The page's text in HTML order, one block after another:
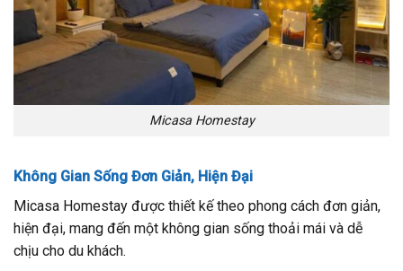
Micasa Homestay
Không Gian Sống Đơn Giản, Hiện Đại
Micasa Homestay được thiết kế theo phong cách đơn giản,
hiện đại, mang đến một không gian sống thoải mái và dễ
chịu cho du khách.